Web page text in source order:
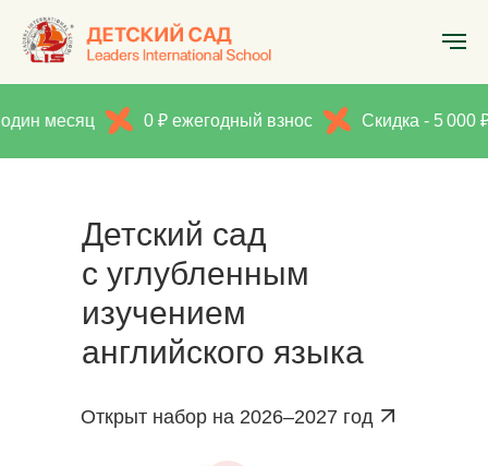
0 ₽ ежегодный взнос Скидка - 5 000 ₽ на
Открыт набор на 2026–2027 год
Детский сад
с углубленным
изучением
английского языка